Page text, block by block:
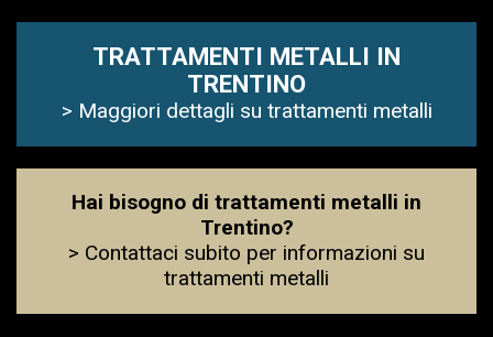
TRATTAMENTI METALLI IN
TRENTINO
> Maggiori dettagli su trattamenti metalli
Hai bisogno di trattamenti metalli in
Trentino?
> Contattaci subito per informazioni su
trattamenti metalli